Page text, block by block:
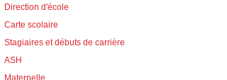
Direction d'école
Carte scolaire
Stagiaires et débuts de carrière
ASH
Maternelle